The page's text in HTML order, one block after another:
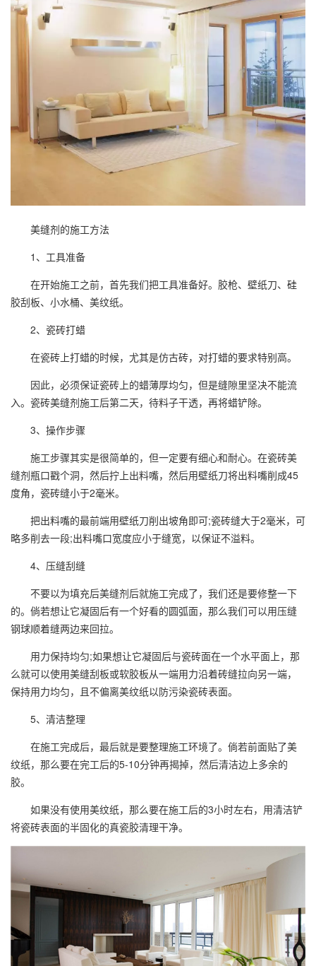
美缝剂的施工方法
1、工具准备
在开始施工之前，首先我们把工具准备好。胶枪、壁纸刀、硅
胶刮板、小水桶、美纹纸。
2、瓷砖打蜡
在瓷砖上打蜡的时候，尤其是仿古砖，对打蜡的要求特别高。
因此，必须保证瓷砖上的蜡薄厚均匀，但是缝隙里坚决不能流
入。瓷砖美缝剂施工后第二天，待料子干透，再将蜡铲除。
3、操作步骤
施工步骤其实是很简单的，但一定要有细心和耐心。在瓷砖美
缝剂瓶口戳个洞，然后拧上出料嘴，然后用壁纸刀将出料嘴削成45
度角，瓷砖缝小于2毫米。
把出料嘴的最前端用壁纸刀削出坡角即可;瓷砖缝大于2毫米，可
略多削去一段;出料嘴口宽度应小于缝宽，以保证不溢料。
4、压缝刮缝
不要以为填充后美缝剂后就施工完成了，我们还是要修整一下
的。倘若想让它凝固后有一个好看的圆弧面，那么我们可以用压缝
钢球顺着缝两边来回拉。
用力保持均匀;如果想让它凝固后与瓷砖面在一个水平面上，那
么就可以使用美缝刮板或软胶板从一端用力沿着砖缝拉向另一端，
保持用力均匀，且不偏离美纹纸以防污染瓷砖表面。
5、清洁整理
在施工完成后，最后就是要整理施工环境了。倘若前面贴了美
纹纸，那么要在完工后的5-10分钟再揭掉，然后清洁边上多余的
胶。
如果没有使用美纹纸，那么要在施工后的3小时左右，用清洁铲
将瓷砖表面的半固化的真瓷胶清理干净。